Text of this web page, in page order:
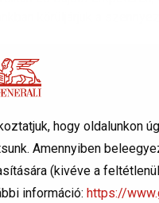
hogy oldalunkon
Amennyiben
(kivéve a
információ: https://
körüljárjuk a
az NNK felhívta
a szabadban.
(szmogriadó)